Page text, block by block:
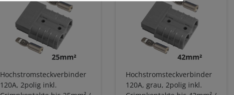
Hochstromsteckverbinder
120A, 2polig inkl.
Hochstromsteckverbinder
120A, grau, 2polig inkl.